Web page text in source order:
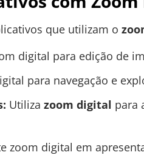
que utilizam o
digital para edição de
para navegação e
Utiliza zoom digital para
zoom digital em